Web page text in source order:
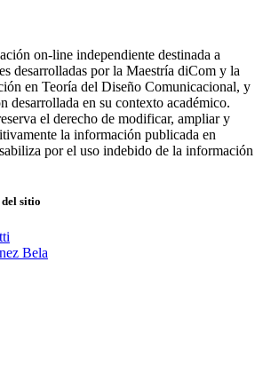
on-line independiente destinada a
desarrolladas por la Maestría diCom y la
en Teoría del Diseño Comunicacional, y
desarrollada en su contexto académico.
el derecho de modificar, ampliar y
la información publicada en
por el uso indebido de la información
sitio
Bela